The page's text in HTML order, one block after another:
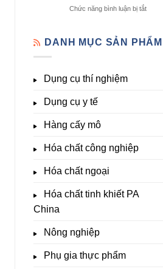
sinh
trưởng
Đủ
Hóa
Chất
Chức năng bình luận bị tắtở
đo
DANH MỤC SẢN PHẨM
Dụng cụ thí nghiệm
Dụng cụ y tế
Hàng cấy mô
Hóa chất công nghiệp
Hóa chất ngoại
Hóa chất tinh khiết PA
China
Nông nghiệp
Phụ gia thực phẩm